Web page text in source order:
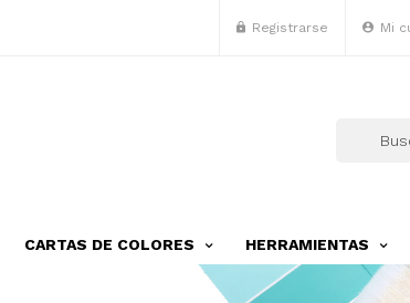
Registrarse Mi
CARTAS DE COLORES HERRAMIENTAS